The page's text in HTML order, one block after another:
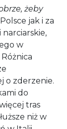
żeby
jak i za
w
o zderzenie.
do
tras
niż w